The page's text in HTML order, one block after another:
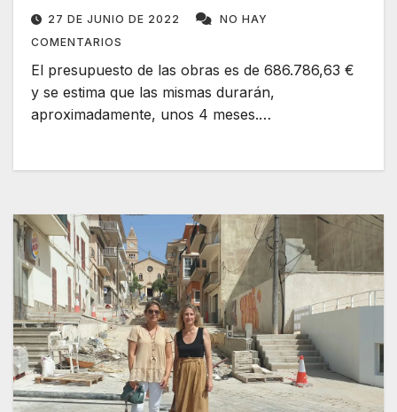
27 DE JUNIO DE 2022
NO HAY
COMENTARIOS
El presupuesto de las obras es de 686.786,63 €
y se estima que las mismas durarán,
aproximadamente, unos 4 meses.…